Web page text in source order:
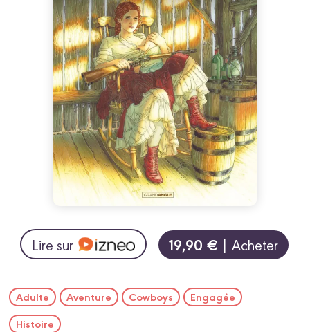
Lire sur 19,90 € | Acheter
Adulte Aventure Cowboys
Engagée
Histoire